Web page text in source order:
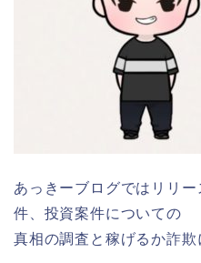
あっきーブログではリリ
件、投資案件についての
真相の調査と稼げるか詐欺